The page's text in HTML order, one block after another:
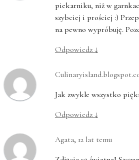
piekarniku, niż w
szybciej i prościej :)
na pewno wypróbuję.
Odpowiedz ↓
Jak zwykle wszystko
Odpowiedz ↓
Agata, 12 lat temu